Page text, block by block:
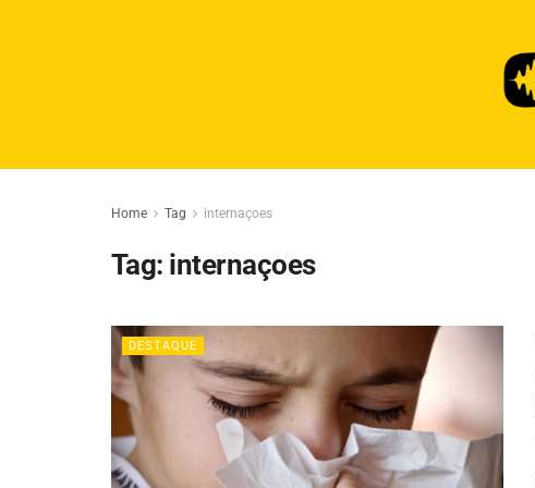
Home Tag internaçoes
Tag: internaçoes
DESTAQUE